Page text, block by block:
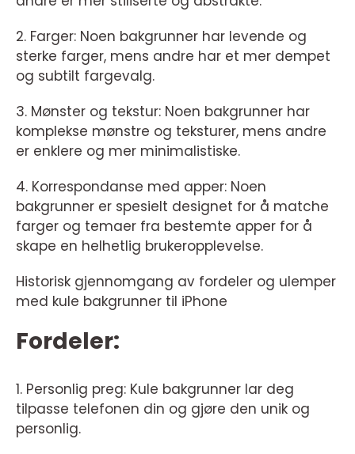
2. Farger: Noen bakgrunner har levende og
sterke farger, mens andre har et mer dempet
og subtilt fargevalg.
3. Mønster og tekstur: Noen bakgrunner har
komplekse mønstre og teksturer, mens andre
er enklere og mer minimalistiske.
4. Korrespondanse med apper: Noen
bakgrunner er spesielt designet for å matche
farger og temaer fra bestemte apper for å
skape en helhetlig brukeropplevelse.
Historisk gjennomgang av fordeler og ulemper
med kule bakgrunner til iPhone
Fordeler:
1. Personlig preg: Kule bakgrunner lar deg
tilpasse telefonen din og gjøre den unik og
personlig.